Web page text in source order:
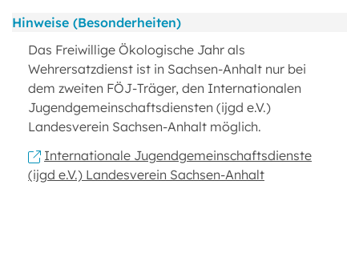
Hinweise (Besonderheiten)
Das Freiwillige Ökologische Jahr als
Wehrersatzdienst ist in Sachsen-Anhalt nur bei
dem zweiten FÖJ-Träger, den Internationalen
Jugendgemeinschaftsdiensten (ijgd e.V.)
Landesverein Sachsen-Anhalt möglich.
Internationale Jugendgemeinschaftsdienste
(ijgd e.V.) Landesverein Sachsen-Anhalt